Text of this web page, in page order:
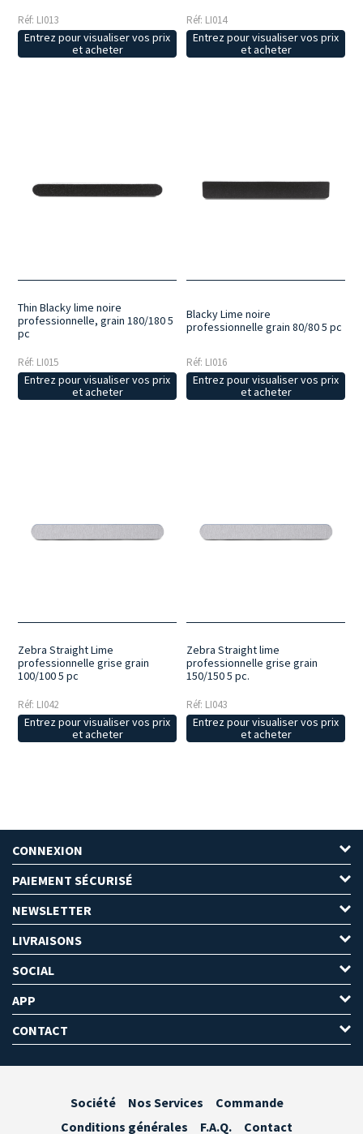
Réf: LI013
Entrez pour visualiser vos prix
et acheter
Réf: LI014
Entrez pour visualiser vos prix
et acheter
Thin Blacky lime noire
professionnelle, grain 180/180 5
pc
Réf: LI015
Entrez pour visualiser vos prix
et acheter
Blacky Lime noire
professionnelle grain 80/80 5 pc
Réf: LI016
Entrez pour visualiser vos prix
et acheter
Zebra Straight Lime
professionnelle grise grain
100/100 5 pc
Réf: LI042
Entrez pour visualiser vos prix
et acheter
Zebra Straight lime
professionnelle grise grain
150/150 5 pc.
Réf: LI043
Entrez pour visualiser vos prix
et acheter
CONNEXION
PAIEMENT SÉCURISÉ
NEWSLETTER
LIVRAISONS
SOCIAL
APP
CONTACT
Société Nos Services
Commande
Conditions générales
F.A.Q. Contact